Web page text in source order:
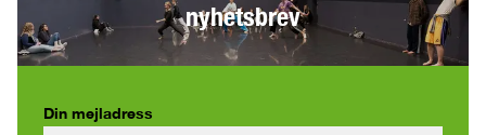
nyhetsbrev
Din mejladress